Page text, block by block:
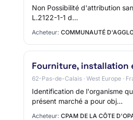
Non Possibilité d'attribution
L.2122-1-1 d…
Acheteur: COMMUNAUTÉ
Fourniture, installation
62-Pas-de-Calais · West Europe ·
Identification de l'organisme
présent marché a pour obj…
Acheteur: CPAM DE LA CÔTE